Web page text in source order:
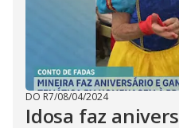
DO R7/08/04/2024
Idosa faz